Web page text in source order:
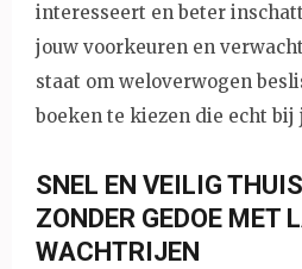
interesseert en beter
jouw voorkeuren en
staat om weloverwogen
boeken te kiezen die echt bij
SNEL EN VEILIG
ZONDER GEDOE MET
WACHTRIJEN